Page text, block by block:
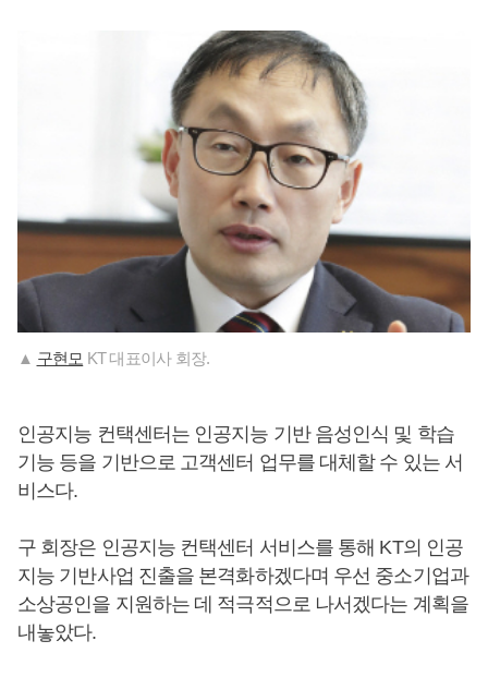
▲ 구현모 KT 대표이사 회장.
인공지능 컨택센터는 인공지능 기반 음성인식 및 학습
기능 등을 기반으로 고객센터 업무를 대체할 수 있는 서
비스다.
구 회장은 인공지능 컨택센터 서비스를 통해 KT의 인공
지능 기반사업 진출을 본격화하겠다며 우선 중소기업과
소상공인을 지원하는 데 적극적으로 나서겠다는 계획을
내놓았다.